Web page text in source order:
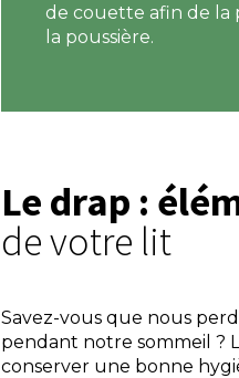
de couette afin de la
la poussière.
Le drap :
de votre lit
Savez-vous que nous
pendant notre sommeil ?
conserver une bonne